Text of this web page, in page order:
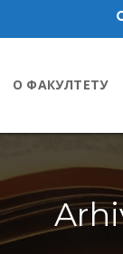
О ФАКУЛТЕТУ